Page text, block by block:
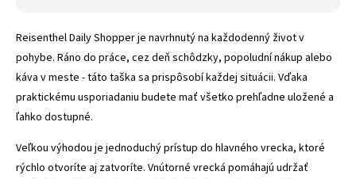
Reisenthel Daily Shopper je navrhnutý na každodenný život v
pohybe. Ráno do práce, cez deň schôdzky, popoludní nákup alebo
káva v meste - táto taška sa prispôsobí každej situácii. Vďaka
praktickému usporiadaniu budete mať všetko prehľadne uložené a
ľahko dostupné.
Veľkou výhodou je jednoduchý prístup do hlavného vrecka, ktoré
rýchlo otvoríte aj zatvoríte. Vnútorné vrecká pomáhajú udržať